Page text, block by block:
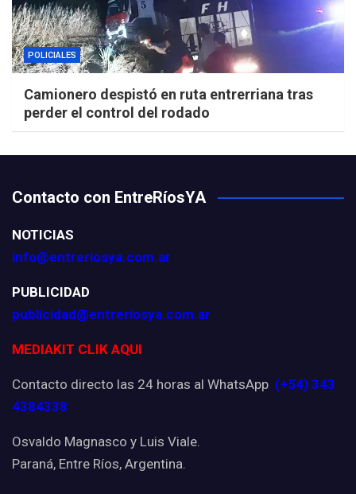
POLICIALES
Camionero despistó en ruta entrerriana tras
perder el control del rodado
Contacto con EntreRíosYA
NOTICIAS
info@entreriosya.com.ar
PUBLICIDAD
publicidad@entreriosya.com.ar
MEDIAKIT CLIK AQUI
Contacto directo las 24 horas al WhatsApp (+54) 343
4384338
Osvaldo Magnasco y Luis Viale.
Paraná, Entre Ríos, Argentina.